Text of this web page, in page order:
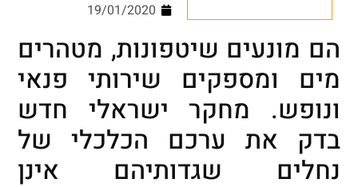
19/01/2020
הם מונעים שיטפונות, מטהרים
מים ומספקים שירותי פנאי
ונופש. מחקר ישראלי חדש
בדק את ערכם הכלכלי של
נחלים שגדותיהם אינן